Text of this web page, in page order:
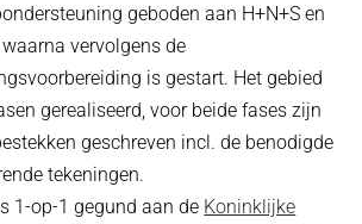
geboden aan H+N+S en
vervolgens de
is gestart. Het gebied
gerealiseerd, voor beide fases zijn
geschreven incl. de benodigde
tekeningen.
1-op-1 gegund aan de Koninklijke